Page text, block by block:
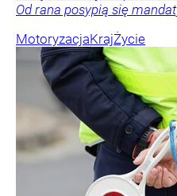
Od rana posypią się
MotoryzacjaKrajŻycie